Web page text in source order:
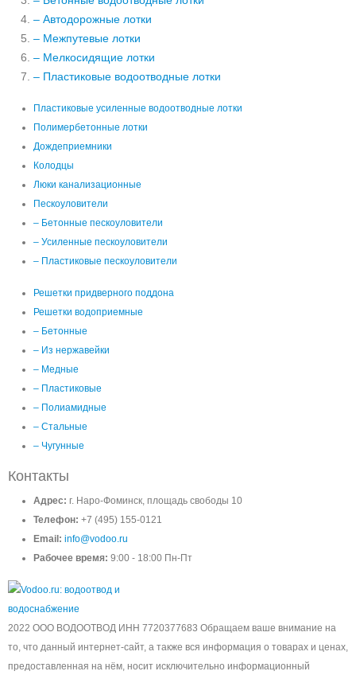
– Автодорожные лотки
– Межпутевые лотки
– Мелкосидящие лотки
– Пластиковые водоотводные лотки
Пластиковые усиленные водоотводные лотки
Полимербетонные лотки
Дождеприемники
Колодцы
Люки канализационные
Пескоуловители
– Бетонные пескоуловители
– Усиленные пескоуловители
– Пластиковые пескоуловители
Решетки придверного поддона
Решетки водоприемные
– Бетонные
– Из нержавейки
– Медные
– Пластиковые
– Полиамидные
– Стальные
– Чугунные
Контакты
Адрес: г. Наро-Фоминск, площадь свободы 10
Телефон: +7 (495) 155-0121
Email: info@vodoo.ru
Рабочее время: 9:00 - 18:00 Пн-Пт
2022 ООО ВОДООТВОД ИНН 7720377683 Обращаем ваше внимание на
то, что данный интернет-сайт, а также вся информация о товарах и ценах,
предоставленная на нём, носит исключительно информационный